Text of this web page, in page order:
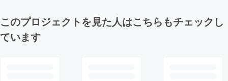
このプロジェクトを見た人はこちらもチェックし
ています